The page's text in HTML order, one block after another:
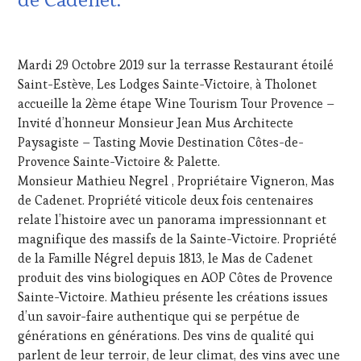
TASTING
TASTING
VOUCHER,
WINE
TOURISM
WINE
TOURISM
TOUR,
WINE
TOURISM
MOVIE,
WINETASTINGVOUCHER.COM
WINE
TASTING,
MÉDIAS,
PRESSE
ÉCRITE,
RADIO,
TV,
WEB,
OENOTOURISME
PALETTE,
PARTENAIRES
VIN
TOURISME,
PRODUCTEURS
TERROIR,
PROVENCE,
RESTAURATEUR,
CHEF,
CUISINIER,
2019
Mardi 29 Octobre 2019 sur la terrasse Restaurant étoilé
Saint-Estève, Les Lodges Sainte-Victoire, à Tholonet
accueille la 2ème étape Wine Tourism Tour Provence –
Invité d’honneur Monsieur Jean Mus Architecte
Paysagiste – Tasting Movie Destination Côtes-de-
Provence Sainte-Victoire & Palette.
Monsieur Mathieu Negrel , Propriétaire Vigneron, Mas
de Cadenet. Propriété viticole deux fois centenaires
relate l’histoire avec un panorama impressionnant et
magnifique des massifs de la Sainte-Victoire. Propriété
de la Famille Négrel depuis 1813, le Mas de Cadenet
produit des vins biologiques en AOP Côtes de Provence
Sainte-Victoire. Mathieu présente les créations issues
d’un savoir-faire authentique qui se perpétue de
générations en générations. Des vins de qualité qui
parlent de leur terroir, de leur climat, des vins avec une